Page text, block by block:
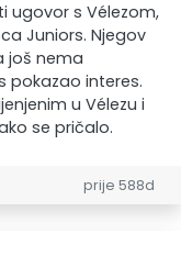
ugovor s Vélezom,
Juniors. Njegov
još nema
pokazao interes.
u Vélezu i
se pričalo.
prije 588d